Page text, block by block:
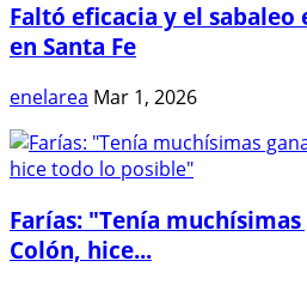
Faltó eficacia y el
en Santa Fe
enelarea Mar 1, 2026
Farías: "Tenía
Colón, hice...